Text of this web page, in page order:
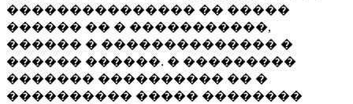
��������������� �� �����
������ �� � �����������,
������ � �������������� �
������ ������. � ���������
������� ���������� �� �
���������� ����� ��������